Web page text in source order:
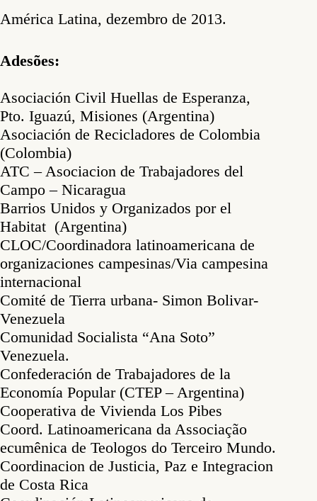
América Latina, dezembro de 2013.
Adesões:
Asociación Civil Huellas de Esperanza,
Pto. Iguazú, Misiones (Argentina)
Asociación de Recicladores de Colombia
(Colombia)
ATC – Asociacion de Trabajadores del
Campo – Nicaragua
Barrios Unidos y Organizados por el
Habitat (Argentina)
CLOC/Coordinadora latinoamericana de
organizaciones campesinas/Via campesina
internacional
Comité de Tierra urbana- Simon Bolivar-
Venezuela
Comunidad Socialista “Ana Soto”
Venezuela.
Confederación de Trabajadores de la
Economía Popular (CTEP – Argentina)
Cooperativa de Vivienda Los Pibes
Coord. Latinoamericana da Associação
ecumênica de Teologos do Terceiro Mundo.
Coordinacion de Justicia, Paz e Integracion
de Costa Rica